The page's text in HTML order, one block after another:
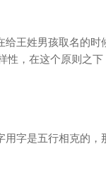
给王姓男孩取名的时
性，在这个原则之
字是五行相克的，